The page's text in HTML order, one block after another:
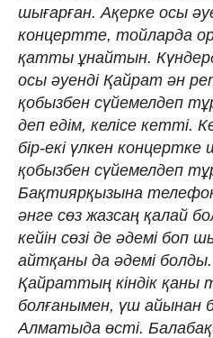
шығарған. Ақерке осы
концертте, тойларда
қатты ұнайтын.
осы әуенді Қайрат ән
қобызбен сүйемелдеп
деп едім, келісе кетті.
бір-екі үлкен
қобызбен сүйемелдеп
Бақтиярқызына
әнге сөз жазсаң қалай
кейін сөзі де әдемі боп
айтқаны да әдемі болды.
Қайраттың кіндік қаны
болғанымен, үш айынан
Алматыда өсті.